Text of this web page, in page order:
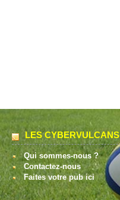
LES CYBERVULCANS
Qui sommes-nous ?
Contactez-nous
Faites votre pub ici